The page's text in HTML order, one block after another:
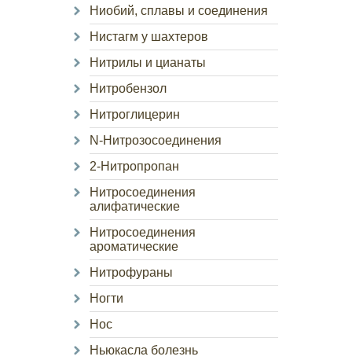
Ниобий, сплавы и соединения
Нистагм у шахтеров
Нитрилы и цианаты
Нитробензол
Нитроглицерин
N-Нитрозосоединения
2-Нитропропан
Нитросоединения
алифатические
Нитросоединения
ароматические
Нитрофураны
Ногти
Нос
Ньюкасла болезнь